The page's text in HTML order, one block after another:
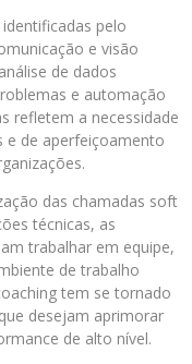
pelo
e visão
de dados
e automação
refletem a necessidade
e de aperfeiçoamento
das chamadas soft
técnicas, as
trabalhar em equipe,
de trabalho
tem se tornado
desejam aprimorar
de alto nível.